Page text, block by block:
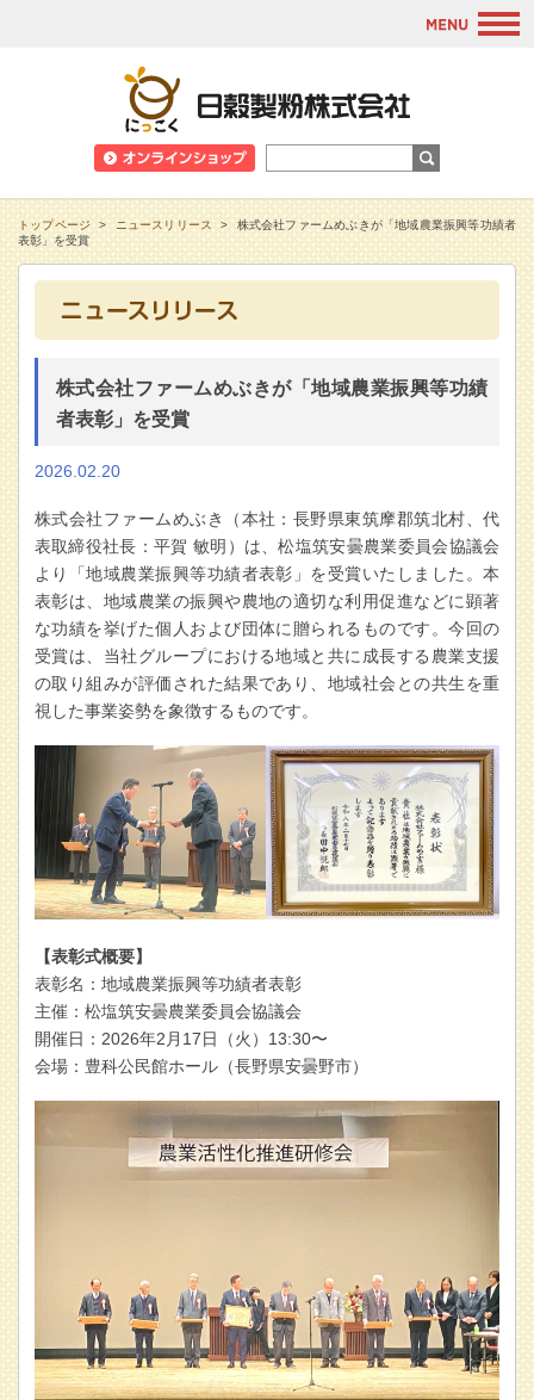
トップページ > ニュースリリース >
株式会社ファームめぶきが「地域農業振興等功績者
表彰」を受賞
株式会社ファームめぶきが「地域農業振興等功績
者表彰」を受賞
2026.02.20
株式会社ファームめぶき（本社：長野県東筑摩郡筑北村、代
表取締役社長：平賀 敏明）は、松塩筑安曇農業委員会協議会
より「地域農業振興等功績者表彰」を受賞いたしました。本
表彰は、地域農業の振興や農地の適切な利用促進などに顕著
な功績を挙げた個人および団体に贈られるものです。今回の
受賞は、当社グループにおける地域と共に成長する農業支援
の取り組みが評価された結果であり、地域社会との共生を重
視した事業姿勢を象徴するものです。
【表彰式概要】
表彰名：地域農業振興等功績者表彰
主催：松塩筑安曇農業委員会協議会
開催日：2026年2月17日（火）13:30〜
会場：豊科公民館ホール（長野県安曇野市）